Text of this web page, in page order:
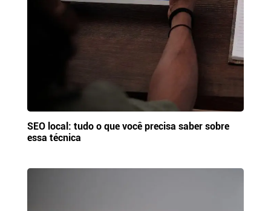
SEO local: tudo o que você precisa saber sobre
essa técnica